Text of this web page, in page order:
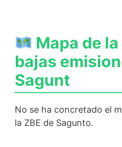
Mapa de
bajas
Sagunt
No se ha concretado el
la ZBE de Sagunto.